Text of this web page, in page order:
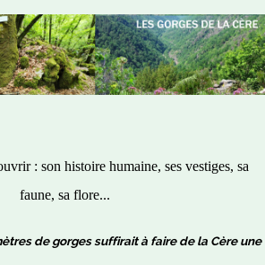
: son histoire humaine, ses vestiges, sa
faune, sa flore...
de gorges suffirait à faire de la Cère une